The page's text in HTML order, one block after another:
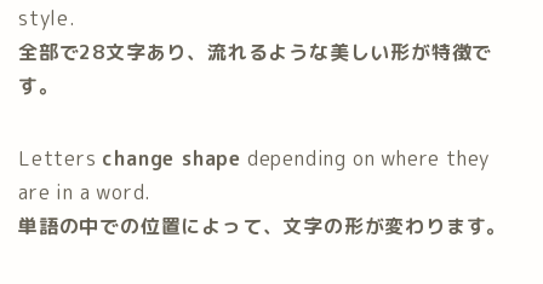
style.
全部で28文字あり、流れるような美しい形が特徴で
す。
Letters change shape depending on where they
are in a word.
単語の中での位置によって、文字の形が変わります。